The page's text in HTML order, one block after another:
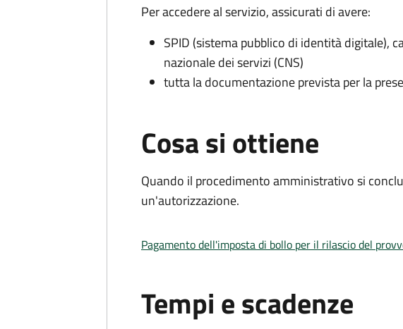
Per accedere al servizio, assicurati di avere:
SPID (sistema pubblico di identità digitale),
nazionale dei servizi (CNS)
tutta la documentazione prevista per la
Cosa si ottiene
Quando il procedimento amministrativo si
un'autorizzazione.
Pagamento dell'imposta di bollo per il rilascio del
Tempi e scadenze